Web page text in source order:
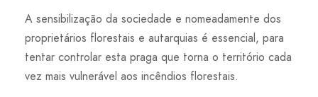
A sensibilização da sociedade e nomeadamente dos
proprietários florestais e autarquias é essencial, para
tentar controlar esta praga que torna o território cada
vez mais vulnerável aos incêndios florestais.